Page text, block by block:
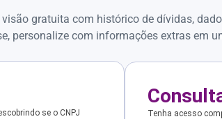
visão gratuita com histórico de dívidas,
personalize com informações extras em
se o CNPJ
Tenha acesso